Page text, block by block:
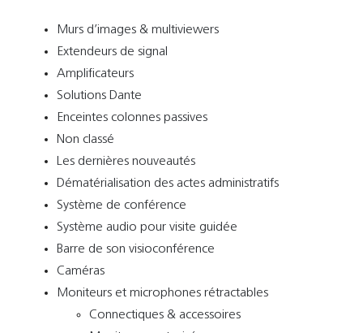
Murs d’images & multiviewers
Extendeurs de signal
Amplificateurs
Solutions Dante
Enceintes colonnes passives
Non classé
Les dernières nouveautés
Dématérialisation des actes administratifs
Système de conférence
Système audio pour visite guidée
Barre de son visioconférence
Caméras
Moniteurs et microphones rétractables
Connectiques & accessoires